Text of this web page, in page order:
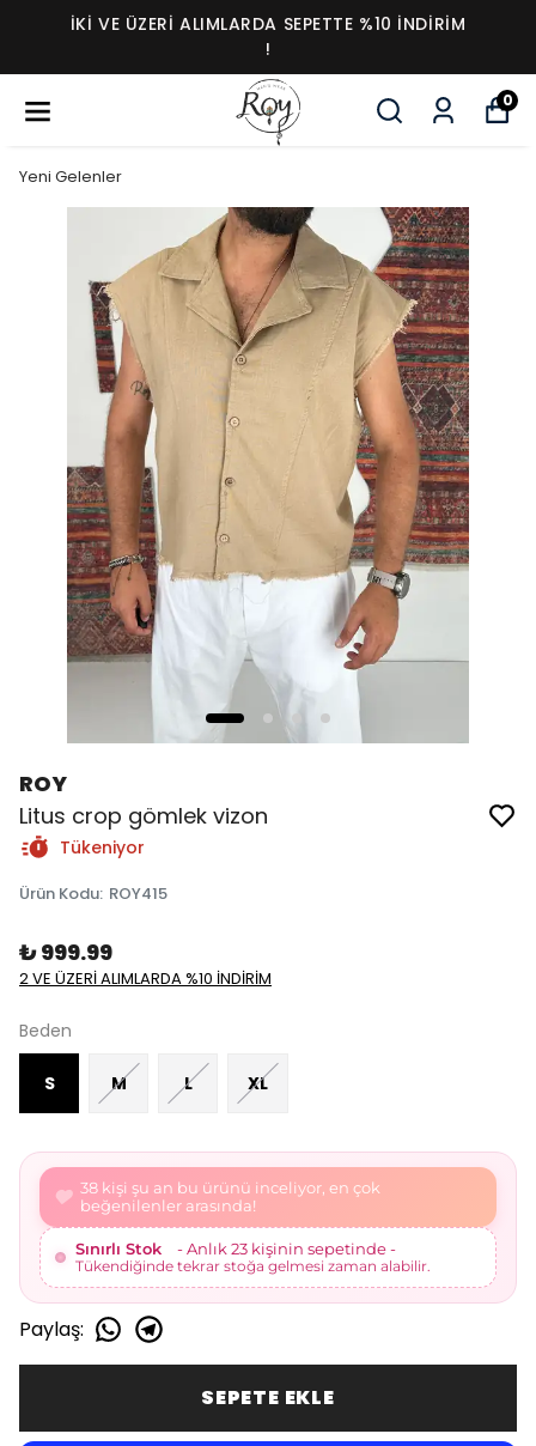
İKI VE ÜZERI ALIMLARDA SEPETTE %10 İNDIRIM
!
0
Yeni Gelenler
ROY
Litus crop gömlek vizon
Tükeniyor
Ürün Kodu: ROY415
₺ 999.99
2 VE ÜZERİ ALIMLARDA %10 İNDİRİM
Beden
S M L XL
40 kişi şu an bu ürünü inceliyor, en çok
beğenilenler arasında!
Sınırlı Stok
- Anlık 23 kişinin sepetinde -
Tükendiğinde tekrar stoğa gelmesi zaman alabilir.
Paylaş:
SEPETE EKLE